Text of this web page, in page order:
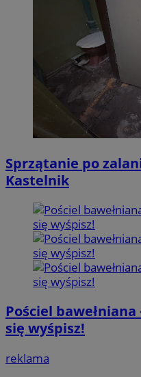
Sprzątanie po
Kastelnik
Pościel
się wyśpisz!
reklama